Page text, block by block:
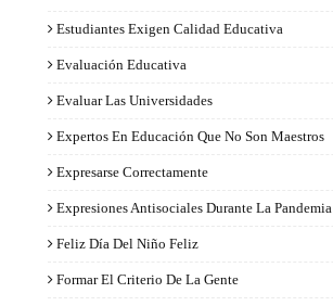
Estudiantes Exigen Calidad Educativa
Evaluación Educativa
Evaluar Las Universidades
Expertos En Educación Que No Son Maestros
Expresarse Correctamente
Expresiones Antisociales Durante La Pandemia
Feliz Día Del Niño Feliz
Formar El Criterio De La Gente